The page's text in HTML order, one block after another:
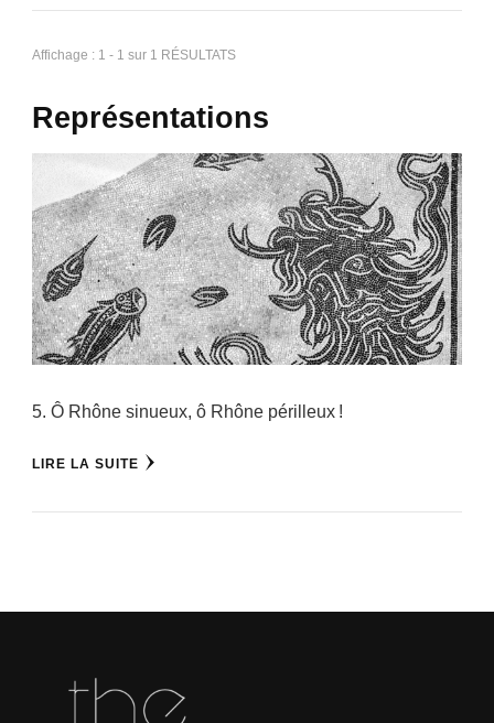
Affichage : 1 - 1 sur 1 RÉSULTATS
Représentations
5. Ô Rhône sinueux, ô Rhône périlleux !
LIRE LA SUITE